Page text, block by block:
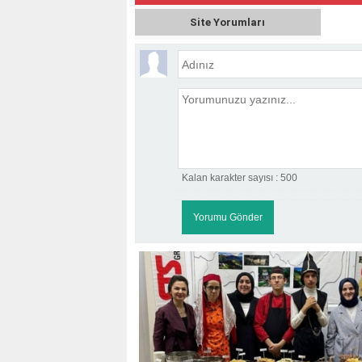
Site Yorumları
Kalan karakter sayısı : 500